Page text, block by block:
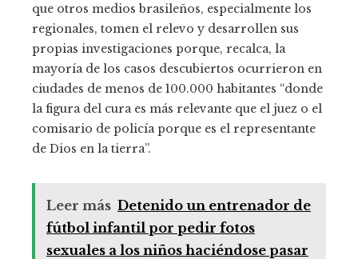
que otros medios brasileños, especialmente los
regionales, tomen el relevo y desarrollen sus
propias investigaciones porque, recalca, la
mayoría de los casos descubiertos ocurrieron en
ciudades de menos de 100.000 habitantes “donde
la figura del cura es más relevante que el juez o el
comisario de policía porque es el representante
de Dios en la tierra”.
Leer más Detenido un entrenador de
fútbol infantil por pedir fotos
sexuales a los niños haciéndose pasar